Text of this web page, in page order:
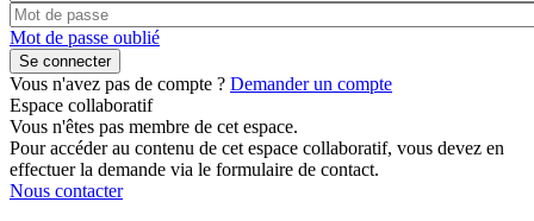
Mot de passe oublié
Vous n'avez pas de compte ? Demander un compte
Espace collaboratif
Vous n'êtes pas membre de cet espace.
Pour accéder au contenu de cet espace collaboratif, vous devez en
effectuer la demande via le formulaire de contact.
Nous contacter